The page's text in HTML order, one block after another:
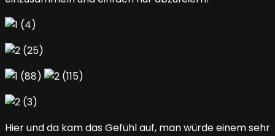
Hier und da kam das Gefühl auf, man würde einem sehr